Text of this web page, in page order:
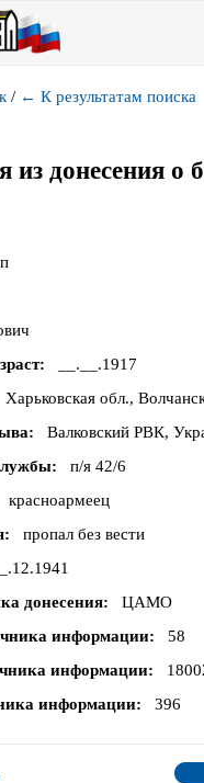
/ ← К результатам поиска
донесения о
__.__.1917
Харьковская обл.,
Валковский РВК,
п/я 42/6
красноармеец
пропал без вести
донесения
ЦАМО
информации
58
информации
информации
396